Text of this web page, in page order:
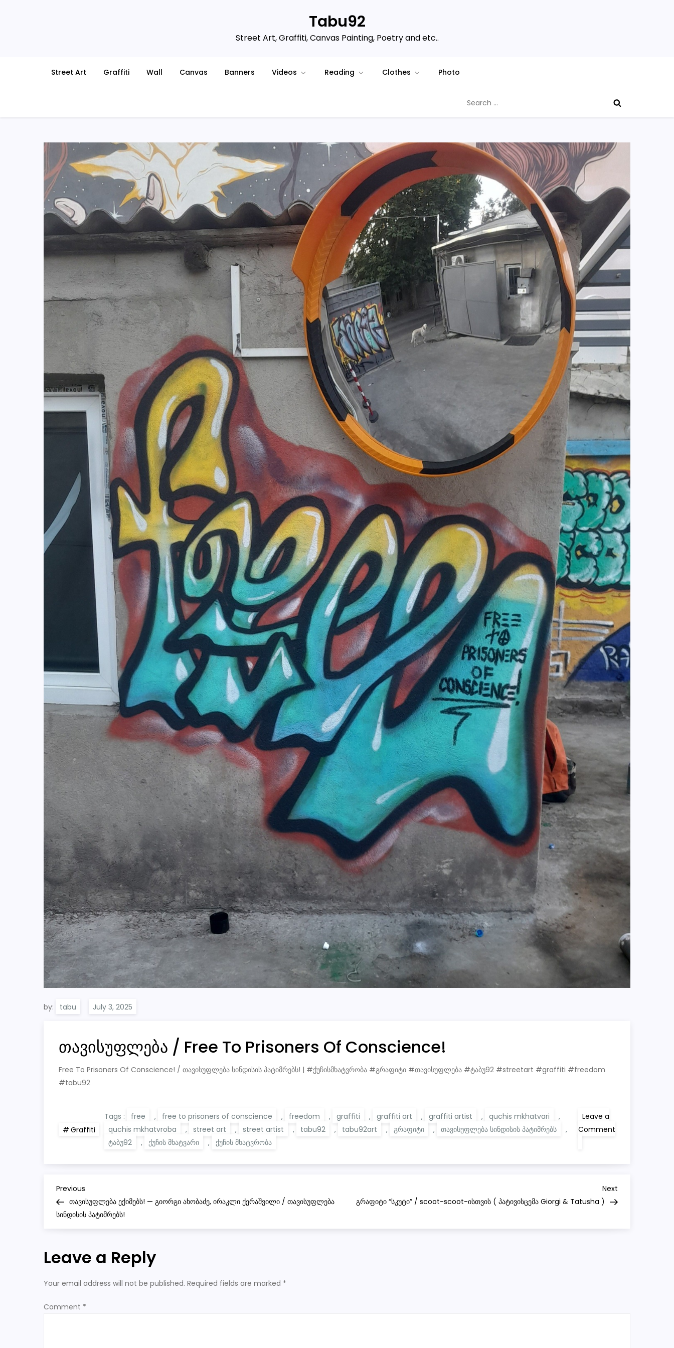
Tabu92
Street Art, Graffiti, Canvas Painting, Poetry and etc..
Street Art Graffiti Wall Canvas Banners Videos Reading Clothes Photo
for:
by: tabu
თავისუფლება / Free To Prisoners Of Conscience!
Free To Prisoners Of Conscience! / თავისუფლება სინდისის პატიმრებს! | #ქუჩისმხატვრობა #გრაფიტი #თავისუფლება #ტაბუ92 #streetart #graffiti #freedom
#tabu92
Graffiti
Tags : free , free to prisoners of conscience , freedom , graffiti , graffiti art , graffiti artist , quchis mkhatvari
,
quchis mkhatvroba
, street art , street artist , tabu92 , tabu92art , გრაფიტი , თავისუფლება სინდისის პატიმრებს
,
ტაბუ92
, ქუჩის მხატვარი , ქუჩის მხატვრობა
Leave a
Comment
Free
Conscience!
P
o
t
n
a
Previous
Post
Previous
თავისუფლება ექიმებს! — გიორგი ახობაძე, ირაკლი ქერაშვილი / თავისუფლება
სინდისის პატიმრებს!
Post
Next
გრაფიტი “სკუტი” / scoot-scoot-ისთვის ( პატივისცემა Giorgi & Tatusha )
Leave a Reply
Your email address will not be published. Required fields are marked *
Comment *